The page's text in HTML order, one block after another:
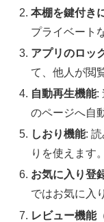
本棚を鍵付き
プライベート
アプリのロッ
て、他人が閲
自動再生機能:
のページへ自
しおり機能:
りを使えます。
お気に入り登
ではお気に入
レビュー機能